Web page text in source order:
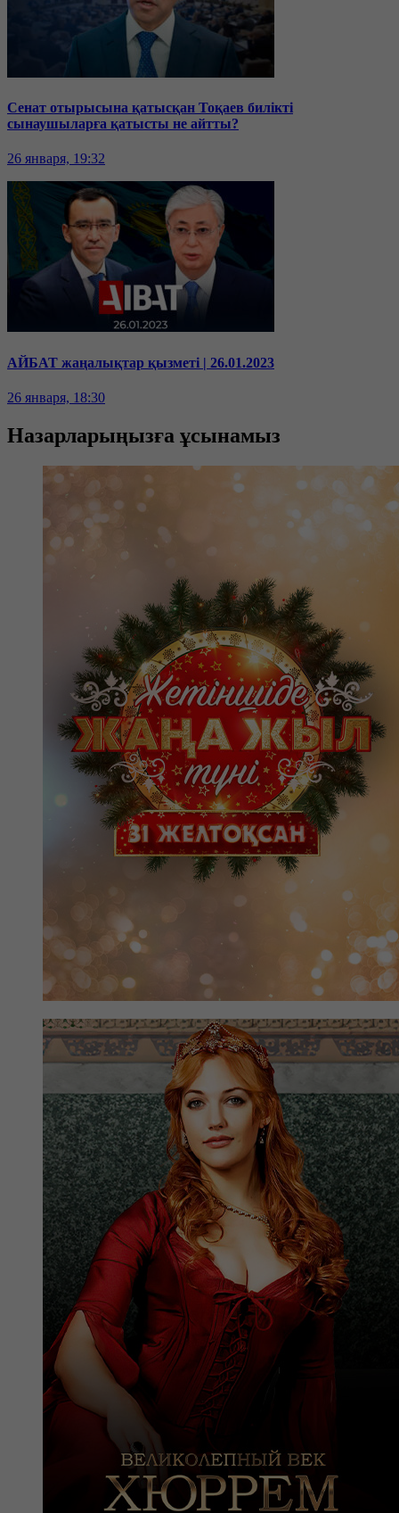
Сенат отырысына қатысқан Тоқаев билікті
сынаушыларға қатысты не айтты?
26 января, 19:32
АЙБАТ жаңалықтар қызметі | 26.01.2023
26 января, 18:30
Назарларыңызға ұсынамыз